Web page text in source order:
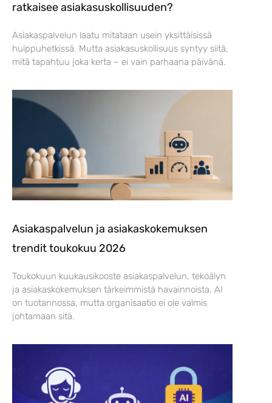
ratkaisee asiakasuskollisuuden?
Asiakaspalvelun laatu mitataan usein yksittäisissä
huippuhetkissä. Mutta asiakasuskollisuus syntyy siitä,
mitä tapahtuu joka kerta – ei vain parhaana päivänä.
Asiakaspalvelun ja asiakaskokemuksen
trendit toukokuu 2026
Toukokuun kuukausikooste asiakaspalvelun, tekoälyn
ja asiakaskokemuksen tärkeimmistä havainnoista. AI
on tuotannossa, mutta organisaatio ei ole valmis
johtamaan sitä.